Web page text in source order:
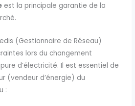
est la principale garantie de la
(Gestionnaire de Réseau)
lors du changement
d’électricité. Il est essentiel de
(vendeur d’énergie) du
: